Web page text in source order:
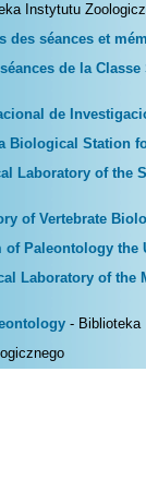
Instytutu
des séances et
de la
de
Biological Station
Laboratory of the
of Vertebrate
Paleontology the
Laboratory of the
- Biblioteka